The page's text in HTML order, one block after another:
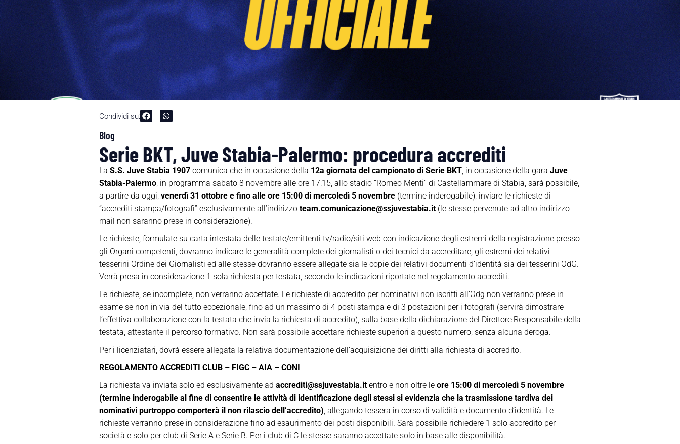
Condividi su:
Blog
Serie BKT, Juve Stabia-Palermo: procedura accrediti
La S.S. Juve Stabia 1907comunica che in occasione della 12a giornata del campionato di Serie BKT, in occasione della gara Juve
Stabia-Palermo, in programma sabato 8 novembre alle ore 17:15, allo stadio “Romeo Menti” di Castellammare di Stabia, sarà possibile,
a partire da oggi, venerdì 31 ottobre e fino alle ore 15:00 di mercoledì 5 novembre(termine inderogabile), inviare le richieste di
“accrediti stampa/fotografi” esclusivamente all’indirizzo team.comunicazione@ssjuvestabia.it(le stesse pervenute ad altro indirizzo
mail non saranno prese in considerazione).
Le richieste, formulate su carta intestata delle testate/emittenti tv/radio/siti web con indicazione degli estremi della registrazione presso
gli Organi competenti, dovranno indicare le generalità complete dei giornalisti o dei tecnici da accreditare, gli estremi dei relativi
tesserini Ordine dei Giornalisti ed alle stesse dovranno essere allegate sia le copie dei relativi documenti d’identità sia dei tesserini OdG.
Verrà presa in considerazione 1 sola richiesta per testata, secondo le indicazioni riportate nel regolamento accrediti.
Le richieste, se incomplete, non verranno accettate. Le richieste di accredito per nominativi non iscritti all’Odg non verranno prese in
esame se non in via del tutto eccezionale, fino ad un massimo di 4 posti stampa e di 3 postazioni per i fotografi (servirà dimostrare
l’effettiva collaborazione con la testata che invia la richiesta di accredito), sulla base della dichiarazione del Direttore Responsabile della
testata, attestante il percorso formativo. Non sarà possibile accettare richieste superiori a questo numero, senza alcuna deroga.
Per i licenziatari, dovrà essere allegata la relativa documentazione dell’acquisizione dei diritti alla richiesta di accredito.
REGOLAMENTO ACCREDITI CLUB – FIGC – AIA – CONI
La richiesta va inviata solo ed esclusivamente ad accrediti@ssjuvestabia.itentro e non oltre le ore 15:00 di mercoledì 5 novembre
(termine inderogabile al fine di consentire le attività di identificazione degli stessi si evidenzia che la trasmissione tardiva dei
nominativi purtroppo comporterà il non rilascio dell’accredito), allegando tessera in corso di validità e documento d’identità. Le
richieste verranno prese in considerazione fino ad esaurimento dei posti disponibili. Sarà possibile richiedere 1 solo accredito per
società e solo per club di Serie A e Serie B. Per i club di C le stesse saranno accettate solo in base alle disponibilità.